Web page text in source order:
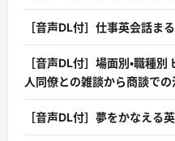
［音声DL付］仕事英会話ま
［音声DL付］場面別・職種
人同僚との雑談から商談で
［音声DL付］夢をかなえる